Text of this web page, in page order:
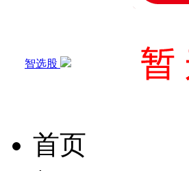
智选股
首页